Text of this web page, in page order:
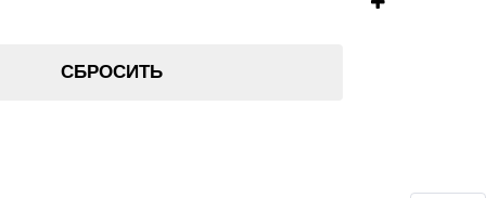
СБРОСИТЬ